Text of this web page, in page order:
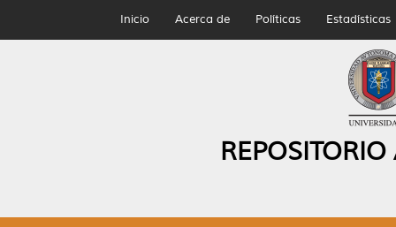
Inicio Acerca de Políticas Estadísticas